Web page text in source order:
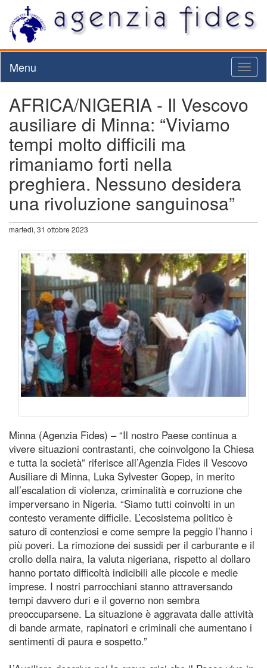
Menu
AFRICA/NIGERIA - Il Vescovo
ausiliare di Minna: “Viviamo
tempi molto difficili ma
rimaniamo forti nella
preghiera. Nessuno desidera
una rivoluzione sanguinosa”
martedì, 31 ottobre 2023
Minna (Agenzia Fides) – “Il nostro Paese continua a
vivere situazioni contrastanti, che coinvolgono la Chiesa
e tutta la società” riferisce all’Agenzia Fides il Vescovo
Ausiliare di Minna, Luka Sylvester Gopep, in merito
all’escalation di violenza, criminalità e corruzione che
imperversano in Nigeria. “Siamo tutti coinvolti in un
contesto veramente difficile. L’ecosistema politico è
saturo di contenziosi e come sempre la peggio l’hanno i
più poveri. La rimozione dei sussidi per il carburante e il
crollo della naira, la valuta nigeriana, rispetto al dollaro
hanno portato difficoltà indicibili alle piccole e medie
imprese. I nostri parrocchiani stanno attraversando
tempi davvero duri e il governo non sembra
preoccuparsene. La situazione è aggravata dalle attività
di bande armate, rapinatori e criminali che aumentano i
sentimenti di paura e sospetto.”